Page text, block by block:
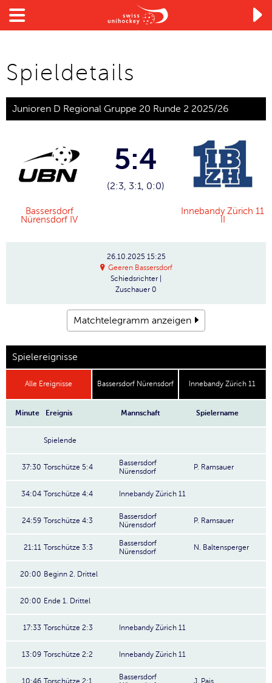

Spieldetails
Junioren D Regional Gruppe 20 Runde 2 2025/26
Bassersdorf
Nürensdorf IV
5:4
(2:3, 3:1, 0:0)
Innebandy Zürich 11
26.10.2025 15:25
Geeren Bassersdorf
Schiedsrichter
Zuschauer 0
Matchtelegramm anzeigen
Spielereignisse
Alle Ereignisse Bassersdorf Nürensdorf Innebandy Zürich 11
Minute Ereignis Mannschaft Spielername
Spielende
37:30 Torschütze 5:4
Bassersdorf
Nürensdorf
P. Ramsauer
34:04 Torschütze 4:4 Innebandy Zürich 11
24:59 Torschütze 4:3
Bassersdorf
Nürensdorf
P. Ramsauer
21:11 Torschütze 3:3
Bassersdorf
Nürensdorf
N. Baltensperger
20:00 Beginn 2. Drittel
20:00 Ende 1. Drittel
17:33 Torschütze 2:3 Innebandy Zürich 11
13:09 Torschütze 2:2 Innebandy Zürich 11
10:46 Torschütze 2:1
Bassersdorf
J. Pais